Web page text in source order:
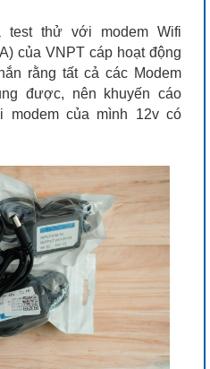
thử với modem Wifi
của VNPT cáp hoạt động
rằng tất cả các Modem
được, nên khuyến cáo
modem của mình 12v có